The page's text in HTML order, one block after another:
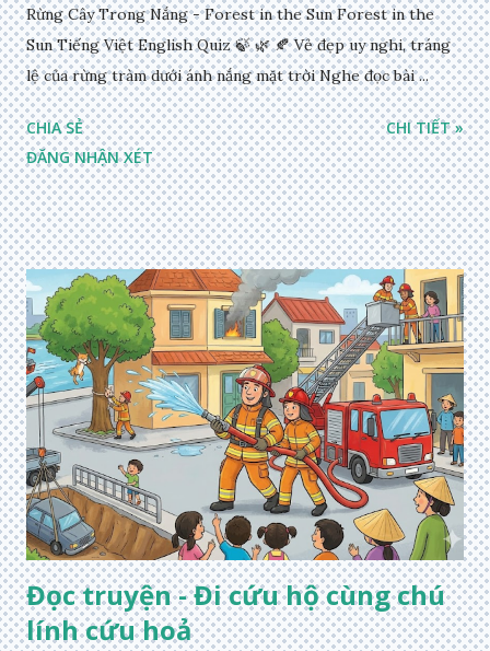
Rừng Cây Trong Nắng - Forest in the Sun Forest in the
Sun Tiếng Việt English Quiz 🍃 🌿 🍂 Vẻ đẹp uy nghi, tráng
lệ của rừng tràm dưới ánh nắng mặt trời Nghe đọc bài ...
CHIA SẺ
ĐĂNG NHẬN XÉT
CHI TIẾT »
Đọc truyện - Đi cứu hộ cùng chú
lính cứu hoả